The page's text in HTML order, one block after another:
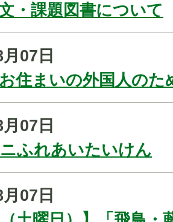
04日
NEW
04日
04日
した。
・課題図書について
07日
住まいの外国人のた
07日
ふれあいたいけん
07日